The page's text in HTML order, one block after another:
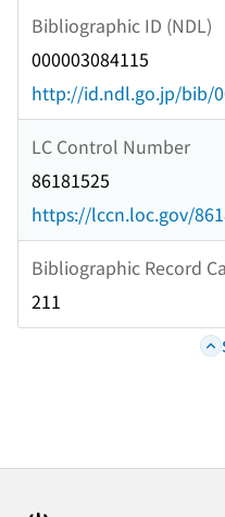
Bibliographic ID (NDL)
000003084115
http://id.ndl.go.jp/bib/
LC Control Number
86181525
https://lccn.loc.gov/
Bibliographic Record
211